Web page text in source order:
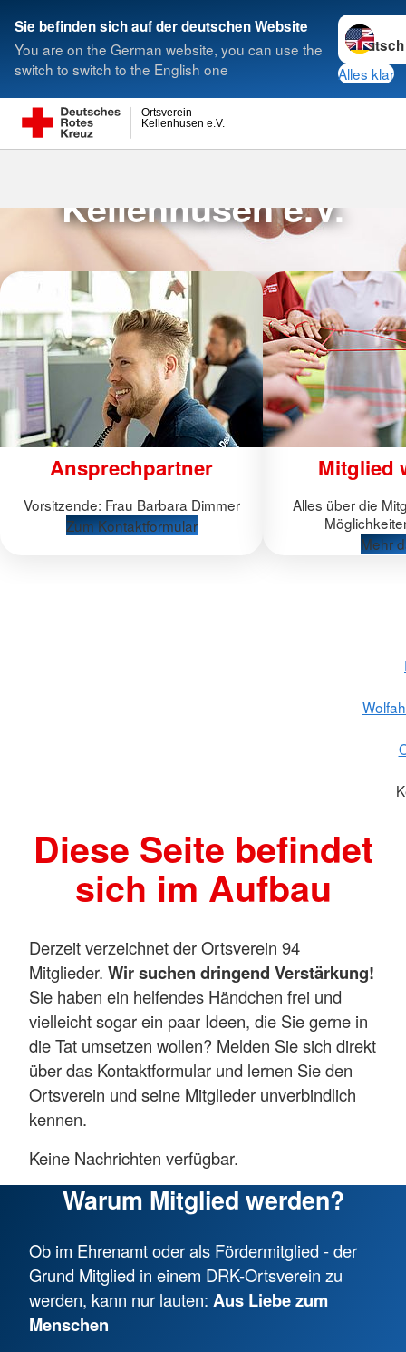
Sie befinden sich auf der deutschen Website
You are on the German website, you can use the
switch to switch to the English one
Sprache
Alles klar
Kellenhusen e.V.
Ortsverein
Suche
Kellenhusen e.V.
Ansprechpartner
Vorsitzende: Frau Barbara Dimmer
Zum Kontaktformular
Mitglied
Alles über die
Mehr
Diese Seite befindet
sich im Aufbau
Derzeit verzeichnet der Ortsverein 94
Mitglieder. Wir suchen dringend Verstärkung!
Sie haben ein helfendes Händchen frei und
vielleicht sogar ein paar Ideen, die Sie gerne in
die Tat umsetzen wollen? Melden Sie sich direkt
über das Kontaktformular und lernen Sie den
Ortsverein und seine Mitglieder unverbindlich
kennen.
Keine Nachrichten verfügbar.
Warum Mitglied werden?
Ob im Ehrenamt oder als Fördermitglied - der
Grund Mitglied in einem DRK-Ortsverein zu
werden, kann nur lauten: Aus Liebe zum
Menschen